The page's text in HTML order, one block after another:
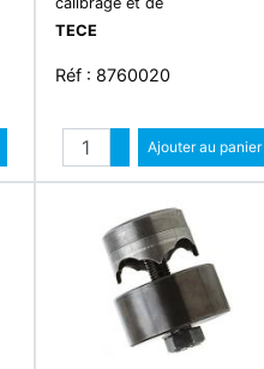
TECE
Réf : 8760020
Quantité
Augmenter quantité
Diminuer quantité
Ajouter au panier